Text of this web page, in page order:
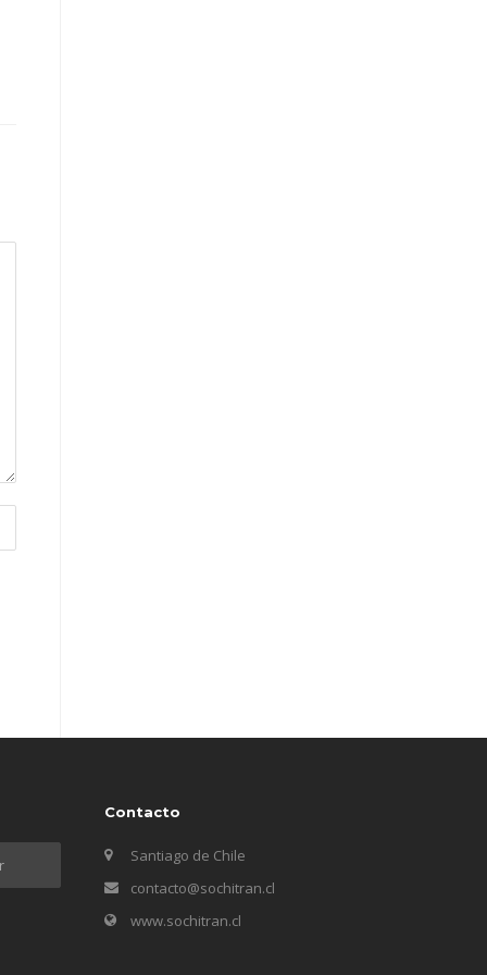
Contacto
Santiago de Chile
contacto@sochitran.cl
www.sochitran.cl